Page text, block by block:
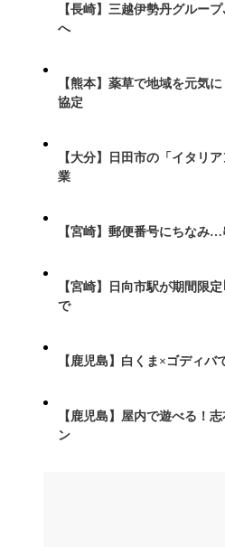
【長崎】三越伊勢丹グルー
へ
【熊本】薬草で地域を元気
協定
【大分】日田市の「イタリ
業
【宮崎】郵便番号にちなみ
【宮崎】日向市駅が期間限
で
【鹿児島】白くま×ゴディバ
【鹿児島】屋内で遊べる！
ン